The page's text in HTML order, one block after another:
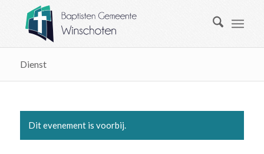
Dienst
Dit evenement is voorbij.